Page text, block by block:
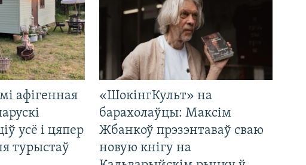
афігенная
усё і цяпер
турыстаў
«ШокінгКульт» на
барахолаўцы: Максім
Жбанкоў прэзэнтаваў сваю
новую кнігу на